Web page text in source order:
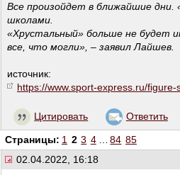
Все произойдет в ближайшие
школами.
«Хрустальный» больше не будет
все, что могли», – заявил Лайшев.
источник:
https://www.sport-express.ru/
Цитировать Ответить
Страницы: 1 2 3 4 84 85
02.04.2022, 16:18